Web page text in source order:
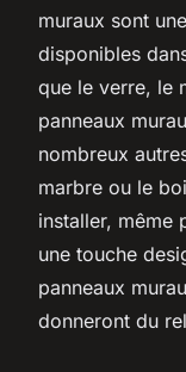
muraux sont
disponibles
que le verre, le
panneaux
nombreux
marbre ou le
installer, même
une touche
panneaux
donneront du